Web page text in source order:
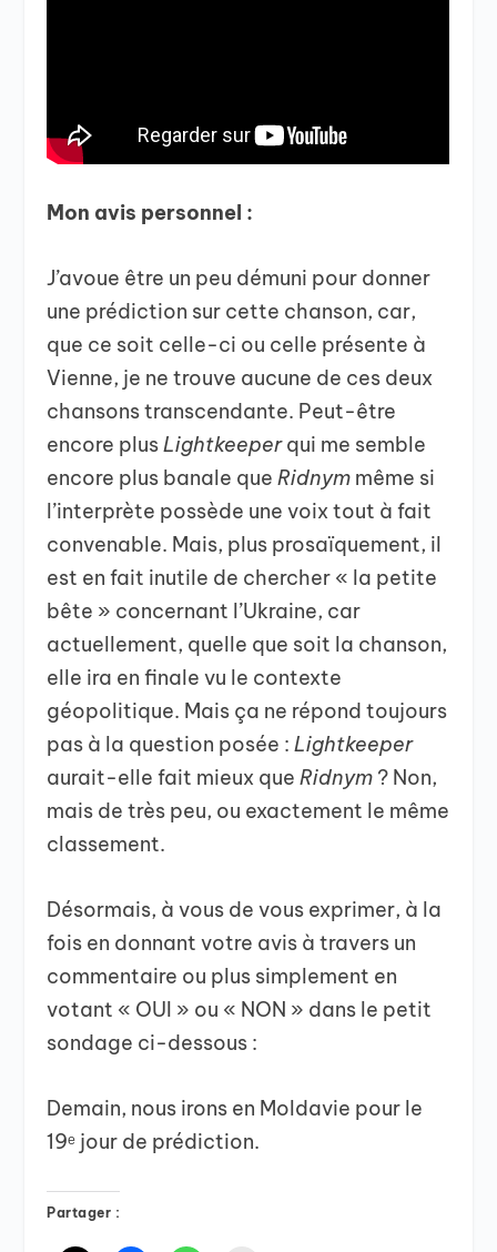
Mon avis personnel :
J’avoue être un peu démuni pour donner
une prédiction sur cette chanson, car,
que ce soit celle-ci ou celle présente à
Vienne, je ne trouve aucune de ces deux
chansons transcendante. Peut-être
encore plusLightkeeperqui me semble
encore plus banale que Ridnym même si
l’interprète possède une voix tout à fait
convenable. Mais, plus prosaïquement, il
est en fait inutile de chercher « la petite
bête » concernant l’Ukraine, car
actuellement, quelle que soit la chanson,
elle ira en finale vu le contexte
géopolitique. Mais ça ne répond toujours
pas à la question posée :Lightkeeper
aurait-elle fait mieux queRidnym ? Non,
mais de très peu, ou exactement le même
classement.
Désormais, à vous de vous exprimer, à la
fois en donnant votre avis à travers un
commentaire ou plus simplement en
votant « OUI » ou « NON » dans le petit
sondage ci-dessous :
Demain, nous irons en Moldavie pour le
19ᵉ jour de prédiction.
Partager :